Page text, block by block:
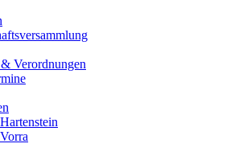
Verordnungen